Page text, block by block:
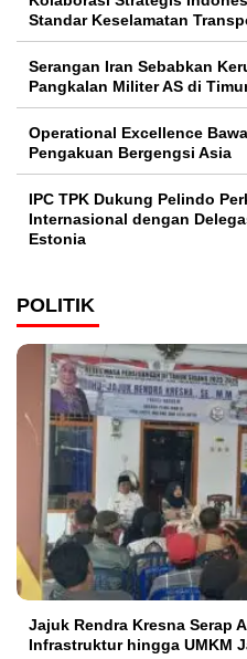
Standar Keselamatan
Serangan Iran Sebabkan
Pangkalan Militer AS di
Operational Excellence
Pengakuan Bergengsi Asia
IPC TPK Dukung Pelindo
Internasional dengan
Estonia
POLITIK
Jajuk Rendra Kresna Serap
Infrastruktur hingga UMKM